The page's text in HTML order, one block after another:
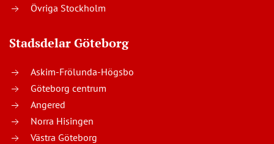
Övriga Stockholm
Stadsdelar Göteborg
Askim-Frölunda-Högsbo
Göteborg centrum
Angered
Norra Hisingen
Västra Göteborg